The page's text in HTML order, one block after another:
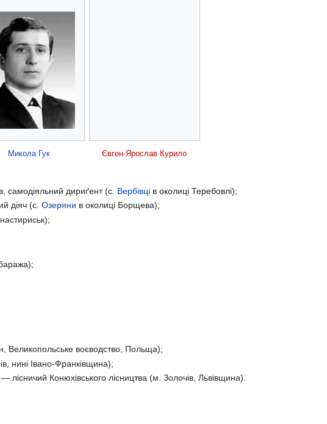
Микола Гук Євген-Ярослав Курило
самодіяльний дириґент (с. Вербівці в околиці Теребовлі);
діяч (с.Озеряни в околиці Борщева);
Великопольське воєводство, Польща);
нині Івано-Франківщина);
лісничий Конюхівського лісництва (м. Золочів, Львівщина).